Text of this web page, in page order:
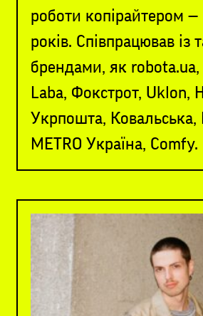
роботи копірайтером
років. Співпрацював із
брендами, як robota.ua,
Laba, Фокстрот, Uklon,
Укрпошта, Ковальська,
METRO Україна, Comfy.